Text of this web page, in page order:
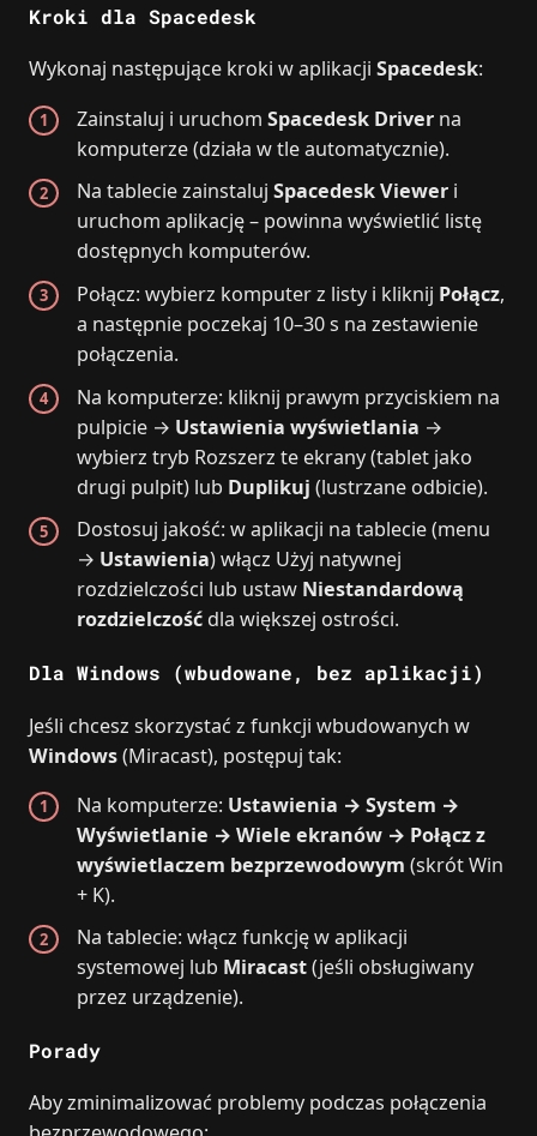
Kroki dla Spacedesk
Wykonaj następujące kroki w aplikacji Spacedesk:
Zainstaluj i uruchomSpacedesk Driver na
komputerze (działa w tle automatycznie).
Na tablecie zainstalujSpacedesk Viewer i
uruchom aplikację – powinna wyświetlić listę
dostępnych komputerów.
Połącz: wybierz komputer z listy i kliknij Połącz,
a następnie poczekaj 10–30 s na zestawienie
połączenia.
Na komputerze: kliknij prawym przyciskiem na
pulpicie → Ustawienia wyświetlania →
wybierz tryb Rozszerz te ekrany (tablet jako
drugi pulpit) lub Duplikuj (lustrzane odbicie).
Dostosuj jakość: w aplikacji na tablecie (menu
→ Ustawienia) włącz Użyj natywnej
rozdzielczości lub ustaw Niestandardową
rozdzielczość dla większej ostrości.
Dla Windows (wbudowane, bez aplikacji)
Jeśli chcesz skorzystać z funkcji wbudowanych w
Windows(Miracast), postępuj tak:
Na komputerze: Ustawienia → System →
Wyświetlanie → Wiele ekranów → Połącz z
wyświetlaczem bezprzewodowym (skrót Win
+ K).
Na tablecie: włącz funkcję w aplikacji
systemowej lub Miracast(jeśli obsługiwany
przez urządzenie).
Porady
Aby zminimalizować problemy podczas połączenia